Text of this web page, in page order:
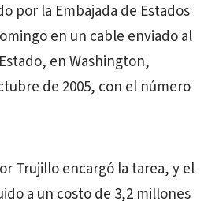
por la Embajada de Estados
en un cable enviado al
en Washington,
de 2005, con el número
Trujillo encargó la tarea, y el
a un costo de 3,2 millones